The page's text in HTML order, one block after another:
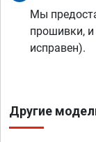
Мы
прошивки,
исправен).
Другие